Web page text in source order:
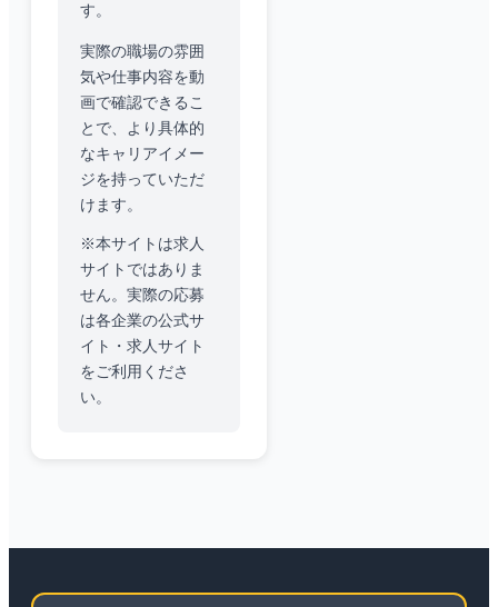
す。
実際の職場の雰囲
気や仕事内容を動
画で確認できるこ
とで、より具体的
なキャリアイメー
ジを持っていただ
けます。
※本サイトは求人
サイトではありま
せん。実際の応募
は各企業の公式サ
イト・求人サイト
をご利用くださ
い。